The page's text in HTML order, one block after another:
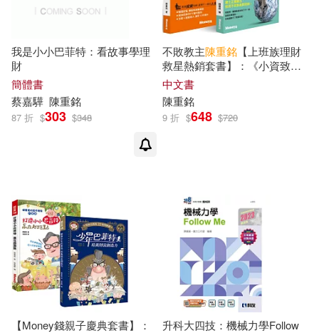
我是小小巴菲特：看故事學理
財
簡體書
蔡嘉驊 陳重銘
87 折 $303 $348
不敗教主陳重銘 【上班族理財
救星熱銷套書】：《小資致富
術：用主題式ETF錢滾錢》+
《上班族的ETF賺錢術》共2冊
中文書
陳重銘
9 折 $648 $720
【Money錢親子慶典套書】：
升科大四技：機械力學Follow